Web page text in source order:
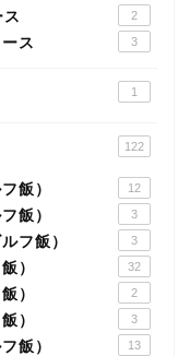
2
ス 3
1
122
飯） 12
飯） 3
フ飯） 3
） 32
） 2
） 3
飯） 13